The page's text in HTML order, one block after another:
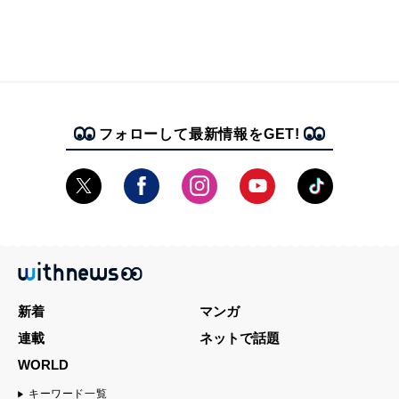
フォローして最新情報をGET!
新着
マンガ
連載
ネットで話題
WORLD
キーワード一覧